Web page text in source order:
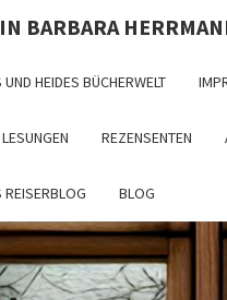
BARBARA
HEIDES BÜCHERWELT
LESUNGEN REZENSENTEN
BLOG